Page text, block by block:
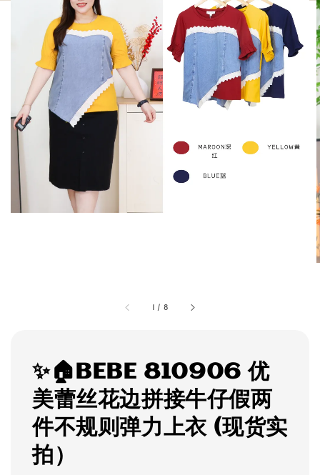
1 / 8
✨🏠BEBE 810906 优
美蕾丝花边拼接牛仔假两
件不规则弹力上衣 (现货实
拍）